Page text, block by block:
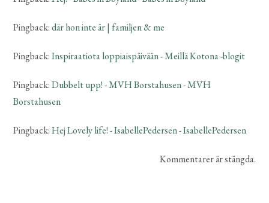
Pingback:där hon inte är | familjen & me
Pingback:Inspiraatiota loppiaispäivään - Meillä Kotona -blogit
Pingback:Dubbelt upp! - MVH Borstahusen - MVH
Borstahusen
Pingback:Hej Lovely life! - IsabellePedersen - IsabellePedersen
Kommentarer är stängda.